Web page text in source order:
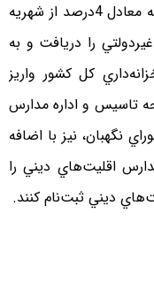
وزارت آموزش و پرورش اجازه دادند سالانه معادل 4درصد از شهريه
را دريافت و به
كل كشور واريز
تاسيس و اداره مدارس
نگهبان، نيز با اضافه
اين لايحه، مدارس اقليت‌هاي ديني را
ديني ثبت‌نام كنند.